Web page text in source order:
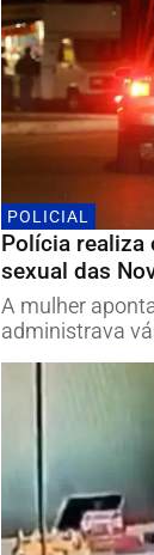
POLICIAL
Polícia realiza
sexual das
A mulher
administrava